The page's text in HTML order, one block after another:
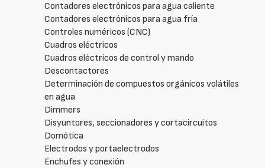
Contadores electrónicos para agua caliente
Contadores electrónicos para agua fría
Controles numéricos (CNC)
Cuadros eléctricos
Cuadros eléctricos de control y mando
Descontactores
Determinación de compuestos orgánicos volátiles
en agua
Dimmers
Disyuntores, seccionadores y cortacircuitos
Domótica
Electrodos y portaelectrodos
Enchufes y conexión